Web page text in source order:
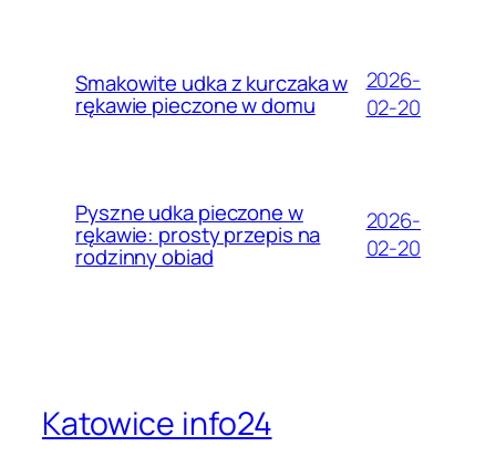
Smakowite udka z kurczaka w
rękawie pieczone w domu
2026-
02-20
Pyszne udka pieczone w
rękawie: prosty przepis na
rodzinny obiad
2026-
02-20
Katowice info24